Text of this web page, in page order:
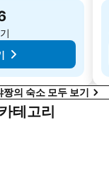
짱의 숙소 모두 보기
테고리